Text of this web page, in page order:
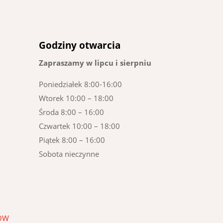
Godziny otwarcia
Zapraszamy w lipcu i sierpniu
Poniedziałek 8:00-16:00
Wtorek 10:00 – 18:00
Środa 8:00 – 16:00
Czwartek 10:00 – 18:00
Piątek 8:00 – 16:00
Sobota nieczynne